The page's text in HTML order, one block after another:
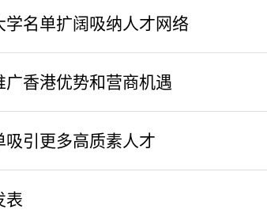
名单扩阔吸纳人才网络
香港优势和营商机遇
引更多高质素人才
表